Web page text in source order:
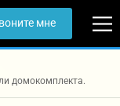
мне
домокомплекта.